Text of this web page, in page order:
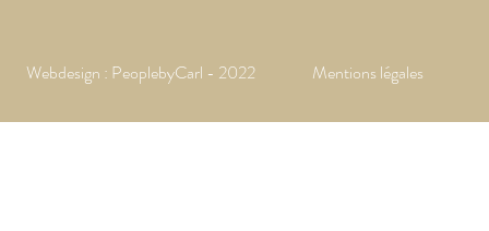
Webdesign : PeoplebyCarl - 2022 Mentions légales